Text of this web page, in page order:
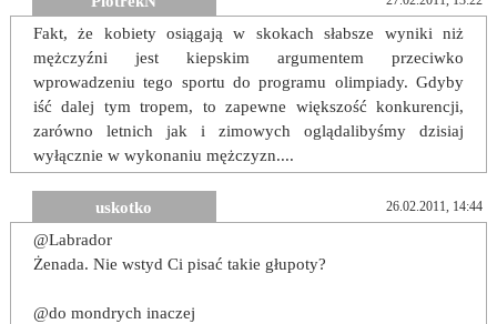
Fakt, że kobiety osiągają w skokach słabsze wyniki niż
mężczyźni jest kiepskim argumentem przeciwko
wprowadzeniu tego sportu do programu olimpiady. Gdyby
iść dalej tym tropem, to zapewne większość konkurencji,
zarówno letnich jak i zimowych oglądalibyśmy dzisiaj
wyłącznie w wykonaniu mężczyzn....
uskotko 26.02.2011, 14:44
@Labrador
Żenada. Nie wstyd Ci pisać takie głupoty?
@do mondrych inaczej